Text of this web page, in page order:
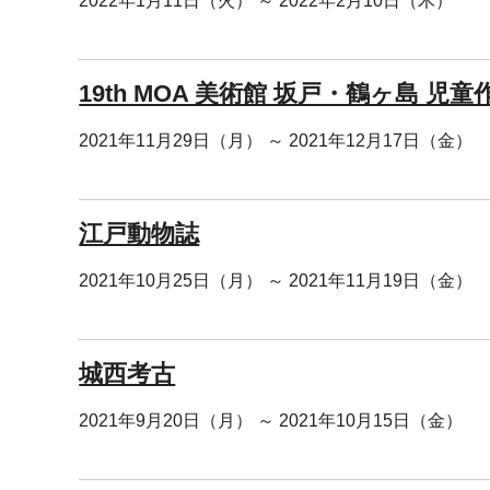
19th MOA 美術館 坂戸・鶴ヶ島 児童
2021年11月29日（月） ～ 2021年12月17日（金）
江戸動物誌
2021年10月25日（月） ～ 2021年11月19日（金）
城西考古
2021年9月20日（月） ～ 2021年10月15日（金）